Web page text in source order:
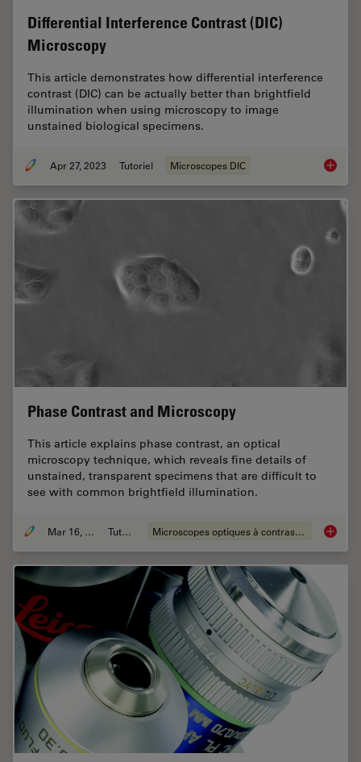
Differential Interference Contrast (DIC)
Microscopy
This article demonstrates how differential interference
contrast (DIC) can be actually better than brightfield
illumination when using microscopy to image
unstained biological specimens.
Apr 27, 2023 Tutoriel Microscopes DIC
Phase Contrast and Microscopy
This article explains phase contrast, an optical
microscopy technique, which reveals fine details of
unstained, transparent specimens that are difficult to
see with common brightfield illumination.
Mar 16, 2023 Tutoriel Microscopes optiques à contraste de phase Phase